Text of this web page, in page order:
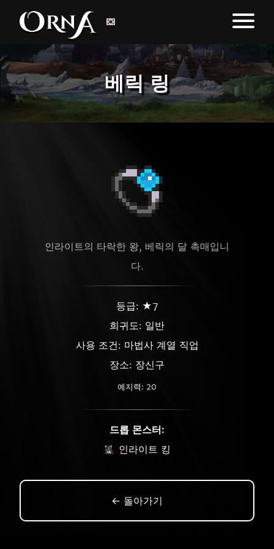
베릭 링
인라이트의 타락한 왕, 베릭의 달 촉매입니
다.
등급: ★7
희귀도: 일반
사용 조건: 마법사 계열 직업
장소: 장신구
예지력: 20
드롭 몬스터:
인라이트 킹
← 돌아가기